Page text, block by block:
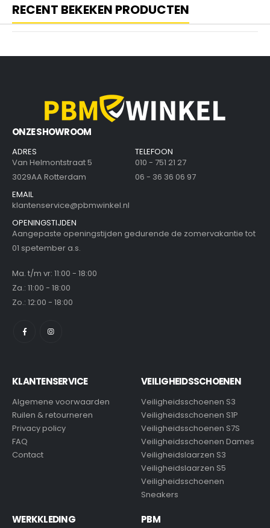
RECENT BEKEKEN PRODUCTEN
ONZE SHOWROOM
ADRES
Van Helmontstraat 5
3029AA Rotterdam
TELEFOON
010 - 751 21 27
06 - 36 36 06 97
EMAIL
klantenservice@pbmwinkel.nl
OPENINGSTIJDEN
Aangepaste openingstijden gedurende de zomervakantie tot
01 spetember a.s.
Ma. t/m vr: 11:00 - 18:00
Za.: 11:00 - 18:00
Zo.: 12:00 - 18:00
KLANTENSERVICE
Algemene voorwaarden
Ruilen & retourneren
Privacy policy
FAQ
Contact
VEILIGHEIDSSCHOENEN
Veiligheidsschoenen S3
Veiligheidsschoenen S1P
Veiligheidsschoenen S7S
Veiligheidsschoenen Dames
Veiligheidslaarzen S3
Veiligheidslaarzen S5
Veiligheidsschoenen
Sneakers
WERKKLEDING PBM